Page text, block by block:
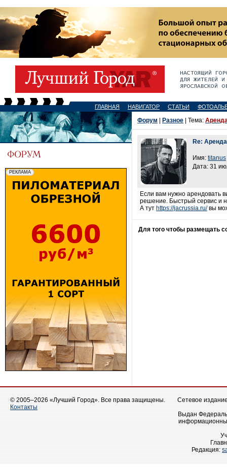
ГЛАВНАЯ НАВИГАТОР СТАТЬИ
Форум Разное | Тема:
Re:
Имя: titanus
Дата: 31
Если вам нужно арендовать
решение. Быстрый сервис и
А тут https://jacrussia.ru/вы
Для того чтобы размещать
© 2005–2026 «Лучший Город». Все права защищены.
Контакты
Сетевое
Выдан
Редакция: